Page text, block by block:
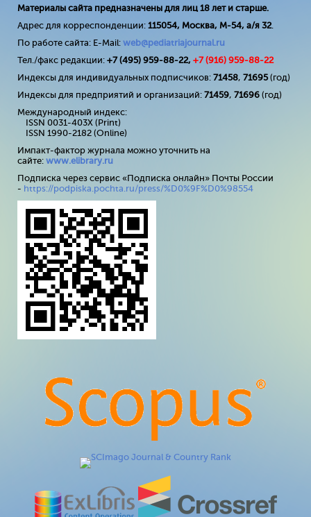
Материалы сайта предназначены для лиц 18 лет и старше.
Адрес для корреспонденции: 115054, Москва, М-54, а/я 32.
По работе сайта: E-Mail: web@pediatriajournal.ru
Тел./факс редакции: +7 (495) 959-88-22, +7 (916) 959-88-22
Индексы для индивидуальных подписчиков: 71458, 71695(год)
Индексы для предприятий и организаций: 71459, 71696 (год)
Международный индекс:
ISSN 0031-403X (Print)
ISSN 1990-2182 (Online)
Импакт-фактор журнала можно уточнить на
сайте: www.elibrary.ru
Подписка через сервис «Подписка онлайн» Почты России
- https://podpiska.pochta.ru/press/%D0%9F%D0%98554